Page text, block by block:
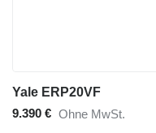
Yale ERP20VF
9.390 € Ohne MwSt.